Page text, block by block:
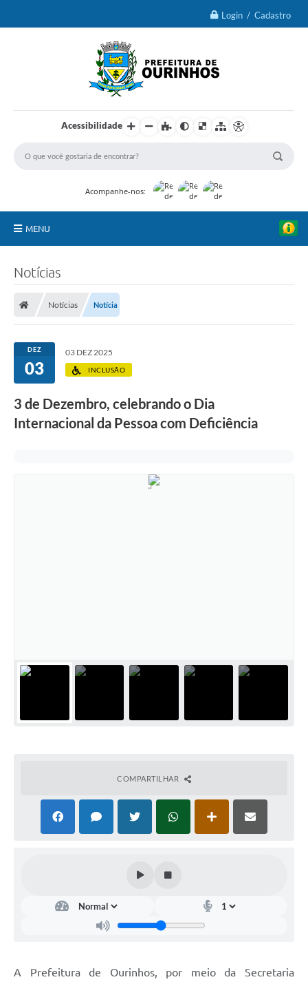
Login / Cadastro
Acessibilidade
Acompanhe-nos:
MENU
Portal da Transparência
Turismo
Secretarias
Notícias
Notícias Notícia
DEZ
03
03 DEZ 2025
INCLUSÃO
3 de Dezembro, celebrando o Dia
Internacional da Pessoa com Deficiência
COMPARTILHAR
A Prefeitura de Ourinhos, por meio da Secretaria